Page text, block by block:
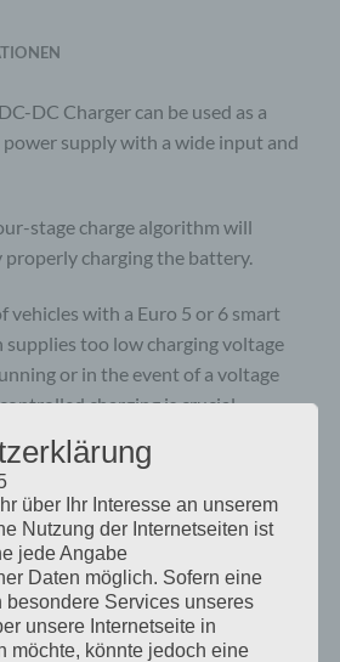
DC Charger can be used as a
power supply with a wide input and
stage charge algorithm will
properly charging the battery.
vehicles with a Euro 5 or 6 smart
too low charging voltage
or in the event of a voltage
charging is crucial.
protects the alternator in lithium
as the low impedance of lithium
alternator current.
output voltage remains stable
load or fluctuating input voltage
über Ihr Interesse an unserem
Nutzung der Internetseiten ist
jede Angabe
Daten möglich. Sofern eine
besondere Services unseres
unsere Internetseite in
möchte, könnte jedoch eine